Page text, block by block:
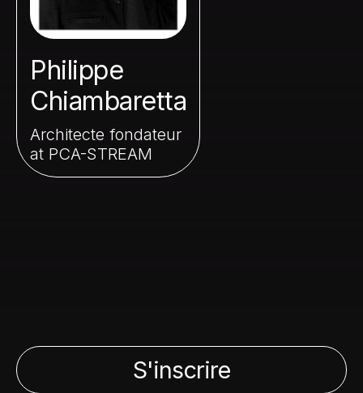
Philippe
Chiambaretta
Architecte fondateur
at PCA-STREAM
S'inscrire